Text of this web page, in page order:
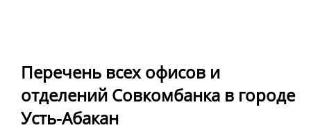
Перечень всех офисов и
отделений Совкомбанка в городе
Усть-Абакан